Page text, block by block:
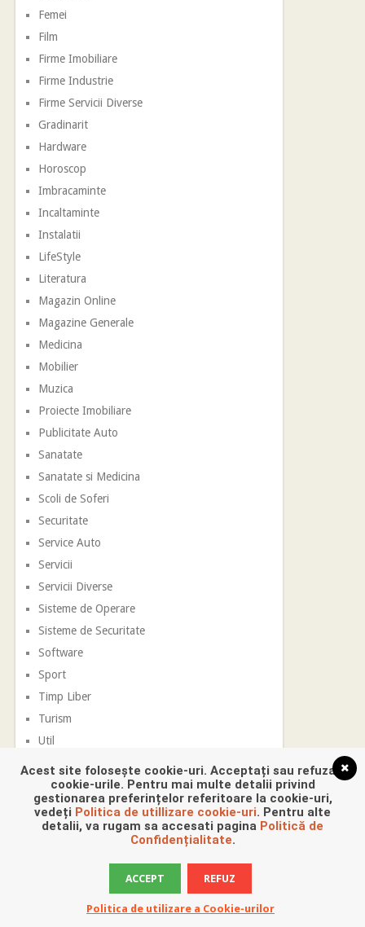
Femei
Film
Firme Imobiliare
Firme Industrie
Firme Servicii Diverse
Gradinarit
Hardware
Horoscop
Imbracaminte
Incaltaminte
Instalatii
LifeStyle
Literatura
Magazin Online
Magazine Generale
Medicina
Mobilier
Muzica
Proiecte Imobiliare
Publicitate Auto
Sanatate
Sanatate si Medicina
Scoli de Soferi
Securitate
Service Auto
Servicii
Servicii Diverse
Sisteme de Operare
Sisteme de Securitate
Software
Sport
Timp Liber
Turism
Util
Promovare Digitala Copyright © 2026.
Acest site folosește cookie-uri. Acceptați sau refuzați
cookie-urile. Pentru mai multe detalii privind
gestionarea preferințelor referitoare la cookie-uri,
vedeți Politica de utillizare cookie-uri. Pentru alte
detalii, va rugam sa accesati pagina Politică de
Confidențialitate.
ACCEPT REFUZ
Politica de utilizare a Cookie-urilor